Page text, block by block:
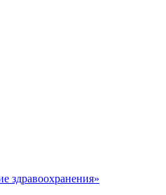
здравоохранения»